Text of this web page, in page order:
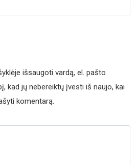
išsaugoti vardą, el. pašto
kad jų nebereiktų įvesti iš naujo, kai
komentarą.